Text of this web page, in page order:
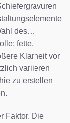
des…
fette,
Klarheit vor
variieren
zu erstellen
Faktor. Die